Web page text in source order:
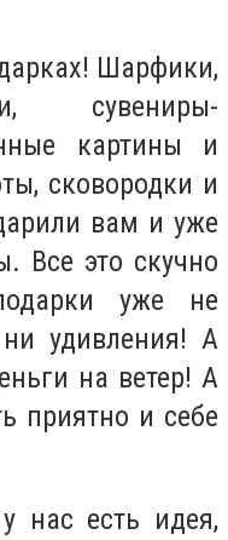
Шарфики,
сувениры-
картины и
сковородки и
вам и уже
Все это скучно
уже не
удивления! А
на ветер! А
приятно и себе
нас есть идея,